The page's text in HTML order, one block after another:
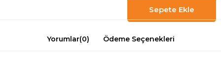
Yorumlar(0) Ödeme Seçenekleri